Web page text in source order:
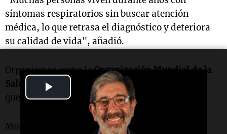
Video
síntomas respiratorios sin buscar atención
médica, lo que retrasa el diagnóstico y deteriora
su calidad de vida", añadió.
Organismos como laOrganización Mundial de la
Salud
y diversas guías internacionales señalan
que:
Muchos pacientes con asma no reciben un